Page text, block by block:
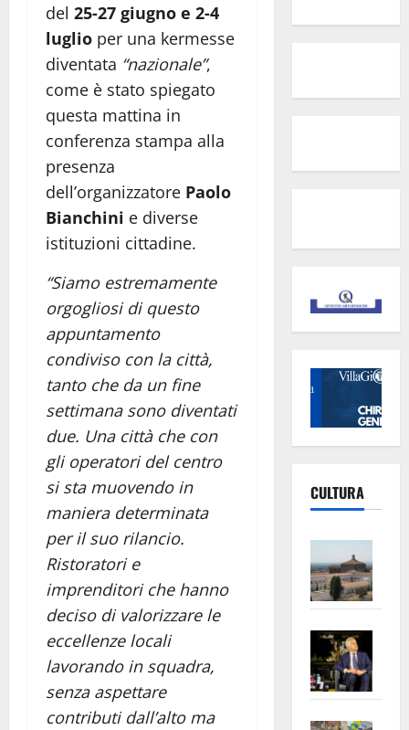
del 25-27 giugno e 2-4
luglio per una kermesse
diventata “nazionale”,
come è stato spiegato
questa mattina in
conferenza stampa alla
presenza
dell’organizzatore Paolo
Bianchini e diverse
istituzioni cittadine.
“Siamo estremamente
orgogliosi di questo
appuntamento
condiviso con la città,
tanto che da un fine
settimana sono diventati
due. Una città che con
gli operatori del centro
si sta muovendo in
maniera determinata
per il suo rilancio.
Ristoratori e
imprenditori che hanno
deciso di valorizzare le
eccellenze locali
lavorando in squadra,
senza aspettare
contributi dall’alto ma
CULTURA
apre